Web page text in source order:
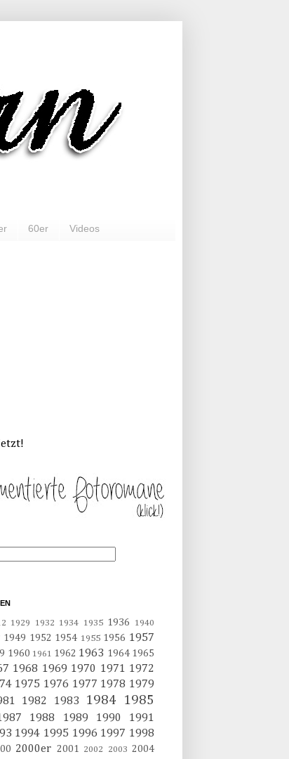
60er Videos
1929 1932 1934 1935 1936
1940
1949 1952 1954 1955 1956 1957
1960 1961 1962 1963 1964 1965
1968 1969 1970 1971 1972
1975 1976 1977 1978 1979
1982 1983 1984
1985
1988 1989 1990
1991
1994 1995 1996 1997 1998
2000er 2001 2002 2003 2004